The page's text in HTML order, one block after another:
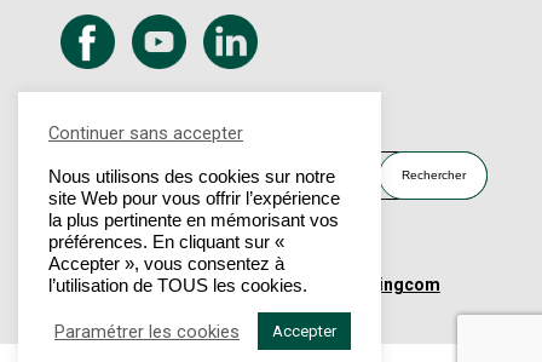
Rechercher
© 2023 - Dubus Industrie |Un site Marketingcom
Continuer sans accepter
Nous utilisons des cookies sur notre
site Web pour vous offrir l’expérience
la plus pertinente en mémorisant vos
préférences. En cliquant sur «
Accepter », vous consentez à
l’utilisation de TOUS les cookies.
Paramétrer les cookies Accepter